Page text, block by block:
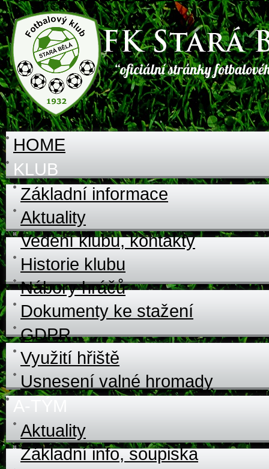
HOME
KLUB
Základní informace
Aktuality
Vedení klubu, kontakty
Historie klubu
Nábory hráčů
Dokumenty ke stažení
GDPR
Využití hřiště
Usnesení valné hromady
A-TÝM
Aktuality
Základní info, soupiska